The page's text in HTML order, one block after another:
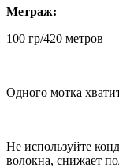
Метраж:
100 гр/420 метров
Одного мотка
Не используйте
волокна, снижает